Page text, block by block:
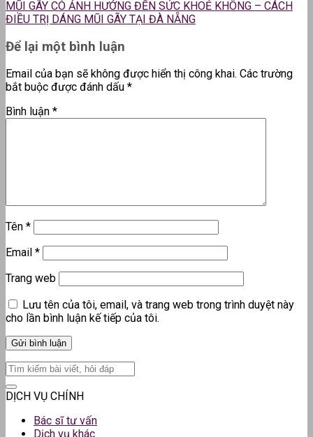
MŨI GÃY CÓ ẢNH HƯỞNG ĐẾN SỨC KHOẺ KHÔNG – CÁCH
ĐIỀU TRỊ DÁNG MŨI GÃY TẠI ĐÀ NẴNG
Để lại một bình luận
Email của bạn sẽ không được hiển thị công khai. Các trường
bắt buộc được đánh dấu *
Bình luận *
Tên *
Email *
Trang web
Lưu tên của tôi, email, và trang web trong trình duyệt này
cho lần bình luận kế tiếp của tôi.
DỊCH VỤ CHÍNH
Bác sĩ tư vấn
Dịch vụ khác